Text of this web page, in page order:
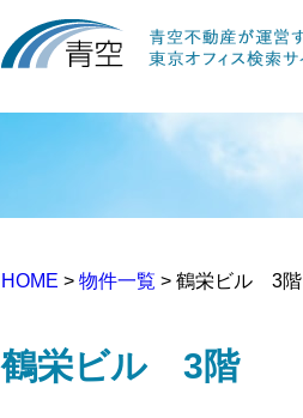
HOME > 物件一覧 > 鶴栄ビル 3階
鶴栄ビル 3階